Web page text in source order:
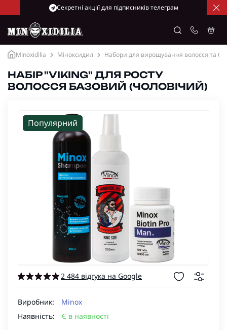
Cекретні акціїї для підписників телеграм
Minoxidilia Міноксидил Набори для вирощування волосся та
НАБІР "VIKING" ДЛЯ РОСТУ
ВОЛОССЯ БАЗОВИЙ (ЧОЛОВІЧИЙ)
Популярний
2 484 відгука на Google
Виробник:
Minox
Наявність:
Є в наявності